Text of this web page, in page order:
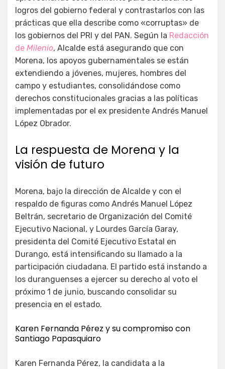
logros del gobierno federal y contrastarlos con las
prácticas que ella describe como «corruptas» de
los gobiernos del PRI y del PAN. Según la Redacción
de Milenio, Alcalde está asegurando que con
Morena, los apoyos gubernamentales se están
extendiendo a jóvenes, mujeres, hombres del
campo y estudiantes, consolidándose como
derechos constitucionales gracias a las políticas
implementadas por el ex presidente Andrés Manuel
López Obrador.
La respuesta de Morena y la
visión de futuro
Morena, bajo la dirección de Alcalde y con el
respaldo de figuras como Andrés Manuel López
Beltrán, secretario de Organización del Comité
Ejecutivo Nacional, y Lourdes García Garay,
presidenta del Comité Ejecutivo Estatal en
Durango, está intensificando su llamado a la
participación ciudadana. El partido está instando a
los duranguenses a ejercer su derecho al voto el
próximo 1 de junio, buscando consolidar su
presencia en el estado.
Karen Fernanda Pérez y su compromiso con
Santiago Papasquiaro
Karen Fernanda Pérez, la candidata a la